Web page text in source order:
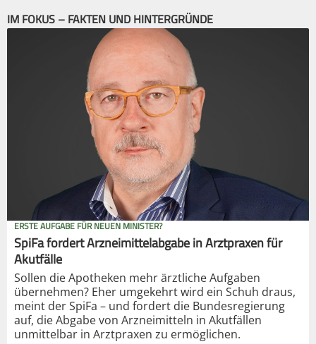
IM FOKUS – FAKTEN UND HINTERGRÜNDE
ERSTE AUFGABE FÜR NEUEN MINISTER?
SpiFa fordert Arzneimittelabgabe in Arztpraxen für
Akutfälle
Sollen die Apotheken mehr ärztliche Aufgaben
übernehmen? Eher umgekehrt wird ein Schuh draus,
meint der SpiFa – und fordert die Bundesregierung
auf, die Abgabe von Arzneimitteln in Akutfällen
unmittelbar in Arztpraxen zu ermöglichen.